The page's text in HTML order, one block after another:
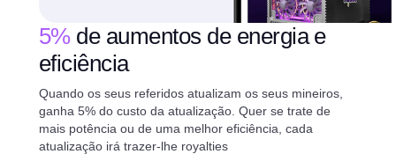
5%de aumentos de energia e
eficiência
Quando os seus referidos atualizam os seus mineiros,
ganha 5% do custo da atualização. Quer se trate de
mais potência ou de uma melhor eficiência, cada
atualização irá trazer-lhe royalties